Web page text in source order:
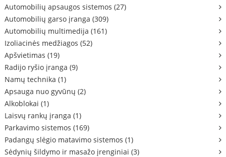
Automobilių apsaugos sistemos (27)
Automobilių garso įranga (309)
Automobilių multimedija (161)
Izoliacinės medžiagos (52)
Apšvietimas (19)
Radijo ryšio įranga (9)
Namų technika (1)
Apsauga nuo gyvūnų (2)
Alkoblokai (1)
Laisvų rankų įranga (1)
Parkavimo sistemos (169)
Padangų slėgio matavimo sistemos (1)
Sėdynių šildymo ir masažo įrenginiai (3)